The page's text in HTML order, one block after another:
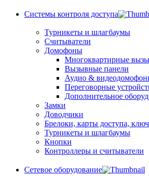
Системы контроля доступа
Турникеты и шлагбаумы
Cчитыватели
Домофоны
Многоквартирные
Вызывные панели
Аудио &
Переговорные
Дополнительное
Замки
Доводчики
Брелоки, карты доступа,
Турникеты и шлагбаумы
Кнопки
Контроллеры и считыватели
Сетевое оборудование